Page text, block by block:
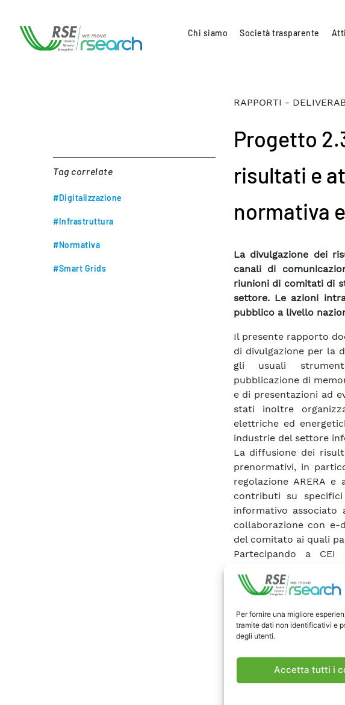
Per fornire una migliore
tramite dati non identificativi e
degli utenti.
Accetta tutti i
Chi siamo Società trasparente
Tag correlate
#Digitalizzazione
#Infrastruttura
#Normativa
#Smart Grids
RAPPORTI -
Progetto
risultati e
normativa
La divulgazione dei
canali di
riunioni di comitati di
settore. Le azioni
pubblico a livello
Il presente rapporto
di divulgazione per la
gli usuali
pubblicazione di
e di presentazioni ad
stati inoltre
elettriche ed
industrie del settore
La diffusione dei
prenormativi, in
regolazione ARERA
contributi su
informativo associato
collaborazione con e-
del comitato ai quali
Partecipando a
dell’energia elettrica”
contribuito alla
contatori elettronici di
flessibile ed efficiente
RSE ha in
controllo delle
ARERA, che utilizza
seconda generazione.
Di interesse per il